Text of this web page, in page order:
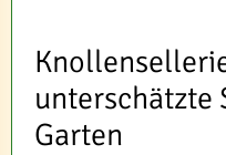
unterschätzte
Garten